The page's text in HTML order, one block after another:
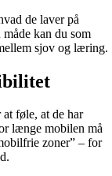
de laver på
kan du som
sjov og læring.
føle, at de har
længe mobilen må
zoner” – for